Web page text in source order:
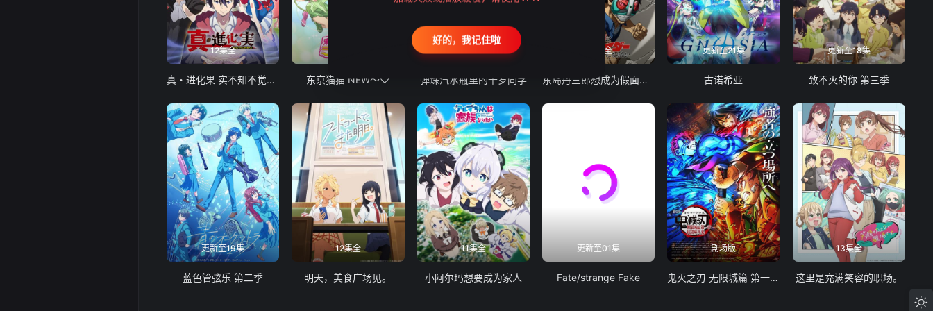
12集全
真・进化果 实不知不觉踏上胜利的人生 东京猫猫 NEW～♡ 弹珠汽水瓶里的千岁同学
24集全
东岛丹三郎想成为假面骑士
更新至21集
古诺希亚
更新至18集
致不灭的你 第三季
更新至19集
蓝色管弦乐 第二季
12集全
明天，美食广场见。
11集全
小阿尔玛想要成为家人
更新至01集
Fate/strange Fake
剧场版
鬼灭之刃 无限城篇 第一章 猗窝座再袭
13集全
这里是充满笑容的职场。
好的，我记住啦